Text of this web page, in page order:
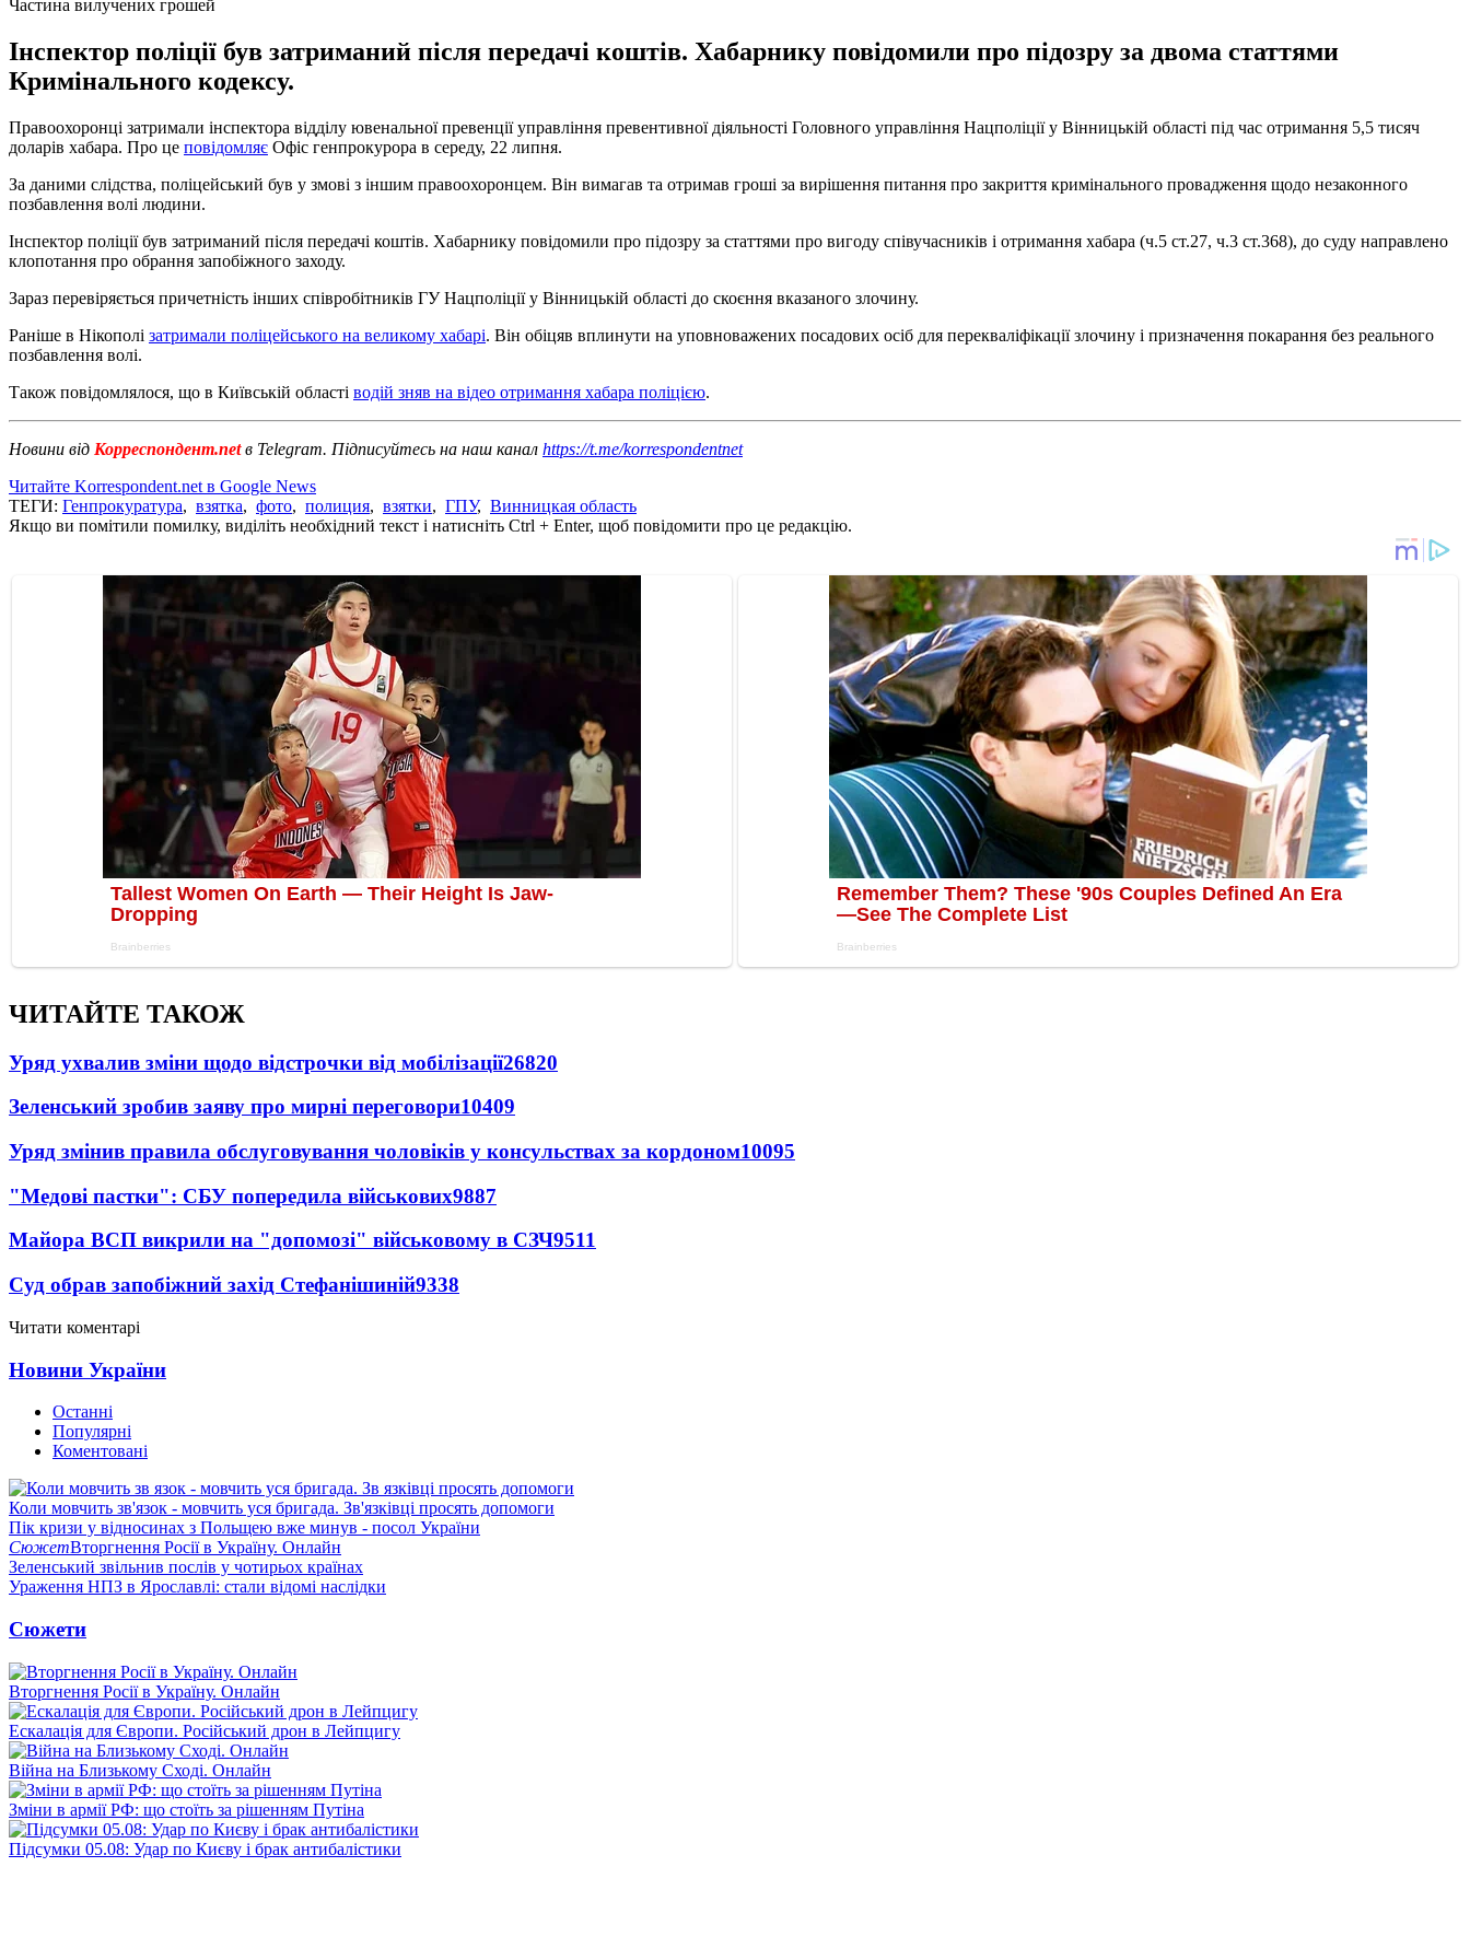
Частина вилучених грошей
Інспектор поліції був затриманий після передачі коштів. Хабарнику повідомили про підозру за двома статтями
Кримінального кодексу.
Правоохоронці затримали інспектора відділу ювенальної превенції управління превентивної діяльності Головного управління Нацполіції у Вінницькій області під час отримання 5,5 тисяч
доларів хабара. Про це повідомляє Офіс генпрокурора в середу, 22 липня.
За даними слідства, поліцейський був у змові з іншим правоохоронцем. Він вимагав та отримав гроші за вирішення питання про закриття кримінального провадження щодо незаконного
позбавлення волі людини.
Інспектор поліції був затриманий після передачі коштів. Хабарнику повідомили про підозру за статтями про вигоду співучасників і отримання хабара (ч.5 ст.27, ч.3 ст.368), до суду направлено
клопотання про обрання запобіжного заходу.
Зараз перевіряється причетність інших співробітників ГУ Нацполіції у Вінницькій області до скоєння вказаного злочину.
Раніше в Нікополі затримали поліцейського на великому хабарі. Він обіцяв вплинути на уповноважених посадових осіб для перекваліфікації злочину і призначення покарання без реального
позбавлення волі.
Також повідомлялося, що в Київській області водій зняв на відео отримання хабара поліцією.
Новини від Корреспондент.netв Telegram. Підписуйтесь на наш канал https://t.me/korrespondentnet
Читайте Korrespondent.net в Google News
ТЕГИ: Генпрокуратура, взятка, фото, полиция, взятки, ГПУ, Винницкая область
Якщо ви помітили помилку, виділіть необхідний текст і натисніть Ctrl + Enter, щоб повідомити про це редакцію.
ЧИТАЙТЕ ТАКОЖ
Уряд ухвалив зміни щодо відстрочки від мобілізації26820
Зеленський зробив заяву про мирні переговори10409
Уряд змінив правила обслуговування чоловіків у консульствах за кордоном10095
"Медові пастки": СБУ попередила військових9887
Майора ВСП викрили на "допомозі" військовому в СЗЧ9511
Суд обрав запобіжний захід Стефанішиній9338
Читати коментарі
Новини України
Останні
Популярні
Коментовані
Коли мовчить зв'язок - мовчить уся бригада. Зв'язківці просять допомоги
Пік кризи у відносинах з Польщею вже минув - посол України
СюжетВторгнення Росії в Україну. Онлайн
Зеленський звільнив послів у чотирьох країнах
Ураження НПЗ в Ярославлі: стали відомі наслідки
Сюжети
Вторгнення Росії в Україну. Онлайн
Ескалація для Європи. Російський дрон в Лейпцигу
Війна на Близькому Сході. Онлайн
Зміни в армії РФ: що стоїть за рішенням Путіна
Підсумки 05.08: Удар по Києву і брак антибалістики